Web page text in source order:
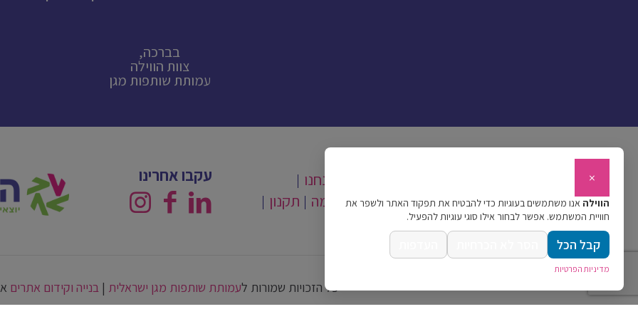
בברכה,
צוות הווילה
עמותת שותפות מגן
עקבו אחרינו
מי אנחנו
עדויות שאלות ותשובות צור קשר לתרומה
תקנון
פרטיות
כל הזכויות שמורות לעמותת שותפות מגן ישראלית |בנייה וקידום אתרים
×
הווילה אנו משתמשים בעוגיות כדי להבטיח את תפקוד האתר ולשפר את
חוויית המשתמש. אפשר לבחור אילו סוגי עוגיות להפעיל.
קבל הכל
מדיניות הפרטיות